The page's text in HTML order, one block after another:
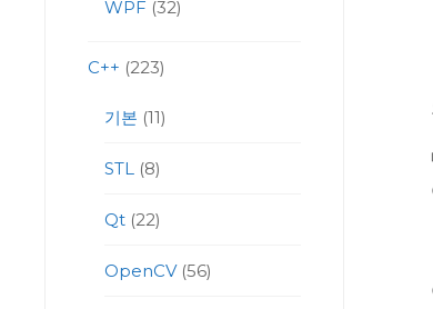
WPF (32)
C++ (223)
기본 (11)
STL (8)
Qt(22)
OpenCV(56)